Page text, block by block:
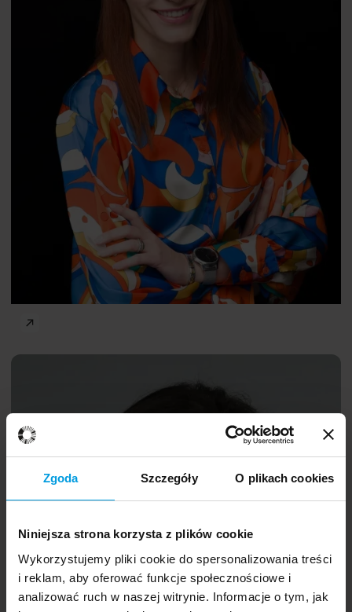
Zgoda Szczegóły O plikach cookies
Niniejsza strona korzysta z plików cookie
Wykorzystujemy pliki cookie do spersonalizowania treści
i reklam, aby oferować funkcje społecznościowe i
analizować ruch w naszej witrynie. Informacje o tym, jak
David Matsumoto
dr
Maria Baran
Manipulacja i wpływ społeczny
Joanna